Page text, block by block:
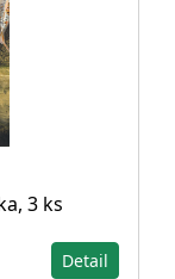
3 ks
Detail